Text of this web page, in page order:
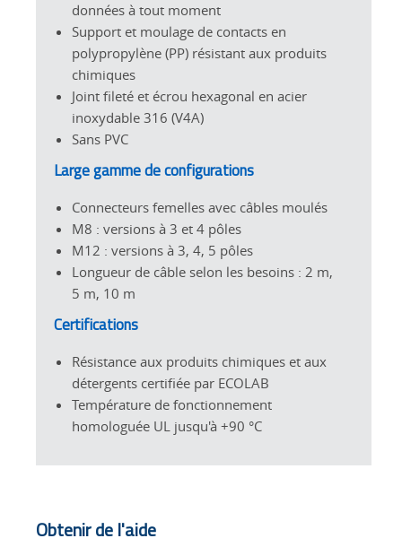
données à tout moment
Support et moulage de contacts en
polypropylène (PP) résistant aux produits
chimiques
Joint fileté et écrou hexagonal en acier
inoxydable 316 (V4A)
Sans PVC
Large gamme de configurations
Connecteurs femelles avec câbles moulés
M8 : versions à 3 et 4 pôles
M12 : versions à 3, 4, 5 pôles
Longueur de câble selon les besoins : 2 m,
5 m, 10 m
Certifications
Résistance aux produits chimiques et aux
détergents certifiée par ECOLAB
Température de fonctionnement
homologuée UL jusqu'à +90 °C
Obtenir de l'aide